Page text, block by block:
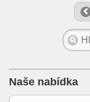
Naše nabídka